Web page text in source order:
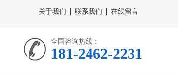
关于我们 联系我们 在线留言
全国咨询热线：
181-2462-2231